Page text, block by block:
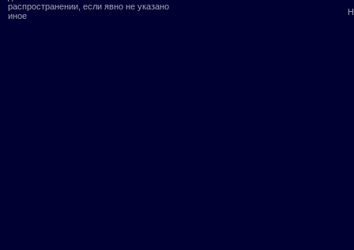
распространении, если явно не указано
иное